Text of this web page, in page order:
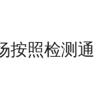
按照检测通